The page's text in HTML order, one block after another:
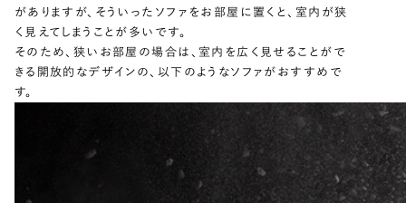
がありますが、そういったソファをお部屋に置くと、室内が狭
く見えてしまうことが多いです。
そのため、狭いお部屋の場合は、室内を広く見せることがで
きる開放的なデザインの、以下のようなソファがおすすめで
す。